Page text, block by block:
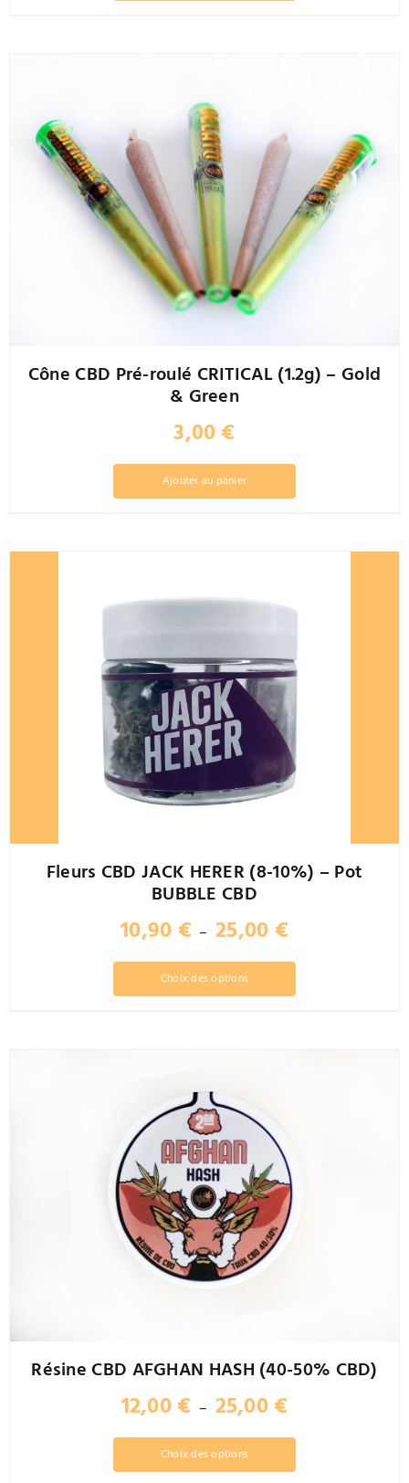
options
peuvent
être
choisies
sur
la
page
du
produit
Cône CBD Pré-roulé CRITICAL (1.2g) – Gold
& Green
3,00€
Ajouter au panier
Fleurs CBD JACK HERER (8-10%) – Pot
BUBBLE CBD
10,90 € – 25,00 €Plage
prix :
10,90 €
Choix des options
Ce
produit
options
peuvent
être
choisies
sur
la
page
du
produit
Résine CBD AFGHAN HASH (40-50% CBD)
12,00€ – 25,00€
prix :
12,00 €
Choix des options
Ce
produit